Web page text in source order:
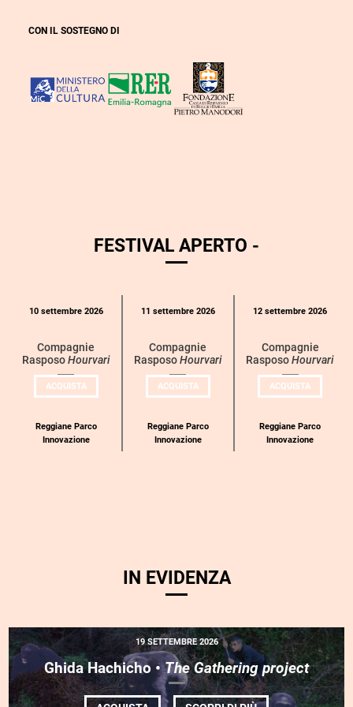
CON IL SOSTEGNO DI
FESTIVAL APERTO -
Calendario
categoria
10 settembre 2026
Compagnie
RasposoHourvari
ACQUISTAUN
BIGLIETTO
Reggiane Parco
Innovazione
11 settembre 2026
Compagnie
RasposoHourvari
ACQUISTAUN
BIGLIETTO
Reggiane Parco
Innovazione
12 settembre 2026
Compagnie
RasposoHourvari
ACQUISTAUN
BIGLIETTO
Reggiane Parco
Innovazione
IN EVIDENZA
19 SETTEMBRE 2026
Ghida Hachicho •The Gathering project